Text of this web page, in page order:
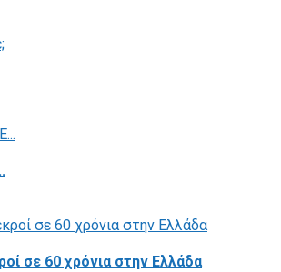
σε 60 χρόνια στην Ελλάδα